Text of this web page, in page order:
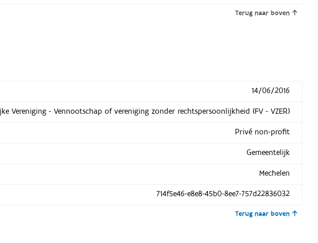
Terug naar boven
14/06/2016
Vereniging - Vennootschap of vereniging zonder rechtspersoonlijkheid (FV - VZER)
Privé non-profit
Gemeentelijk
Mechelen
714f5e46-e8e8-45b0-8ee7-757d22836032
Terug naar boven